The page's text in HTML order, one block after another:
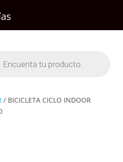
/ BICICLETA CICLO INDOOR